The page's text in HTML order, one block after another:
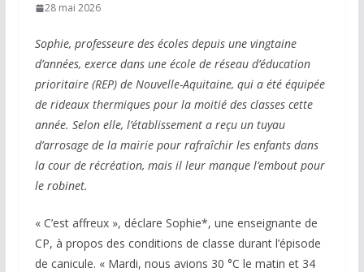
28 mai 2026
Sophie, professeure des écoles depuis une vingtaine
d’années, exerce dans une école de réseau d’éducation
prioritaire (REP) de Nouvelle-Aquitaine, qui a été équipée
de rideaux thermiques pour la moitié des classes cette
année. Selon elle, l’établissement a reçu un tuyau
d’arrosage de la mairie pour rafraîchir les enfants dans
la cour de récréation, mais il leur manque l’embout pour
le robinet.
« C’est affreux », déclare Sophie*, une enseignante de
CP, à propos des conditions de classe durant l’épisode
de canicule. « Mardi, nous avions 30 °C le matin et 34